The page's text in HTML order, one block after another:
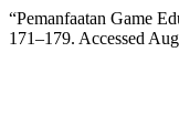
“Pemanfaatan Game
171–179. Accessed